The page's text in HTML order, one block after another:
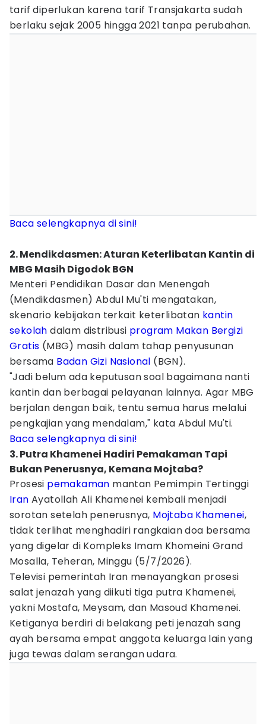
tarif diperlukan karena tarif Transjakarta sudah
berlaku sejak 2005 hingga 2021 tanpa perubahan.
Baca selengkapnya di sini!
2. Mendikdasmen: Aturan Keterlibatan Kantin di
MBG Masih Digodok BGN
Menteri Pendidikan Dasar dan Menengah
(Mendikdasmen) Abdul Mu'ti mengatakan,
skenario kebijakan terkait keterlibatan kantin
sekolah dalam distribusi program Makan Bergizi
Gratis (MBG) masih dalam tahap penyusunan
bersama Badan Gizi Nasional (BGN).
"Jadi belum ada keputusan soal bagaimana nanti
kantin dan berbagai pelayanan lainnya. Agar MBG
berjalan dengan baik, tentu semua harus melalui
pengkajian yang mendalam," kata Abdul Mu'ti.
Baca selengkapnya di sini!
3. Putra Khamenei Hadiri Pemakaman Tapi
Bukan Penerusnya, Kemana Mojtaba?
Prosesi pemakaman mantan Pemimpin Tertinggi
Iran Ayatollah Ali Khamenei kembali menjadi
sorotan setelah penerusnya, Mojtaba Khamenei,
tidak terlihat menghadiri rangkaian doa bersama
yang digelar di Kompleks Imam Khomeini Grand
Mosalla, Teheran, Minggu (5/7/2026).
Televisi pemerintah Iran menayangkan prosesi
salat jenazah yang diikuti tiga putra Khamenei,
yakni Mostafa, Meysam, dan Masoud Khamenei.
Ketiganya berdiri di belakang peti jenazah sang
ayah bersama empat anggota keluarga lain yang
juga tewas dalam serangan udara.